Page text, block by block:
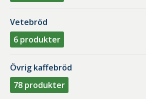
Vetebröd
6 produkter
Övrig kaffebröd
78 produkter